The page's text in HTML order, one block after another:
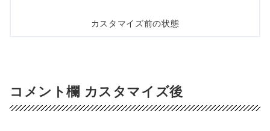
カスタマイズ前の状態
コメント欄 カスタマイズ後